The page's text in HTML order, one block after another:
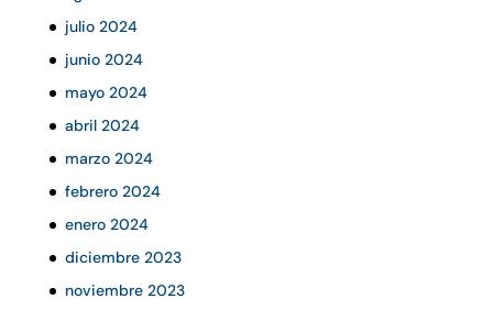
julio 2024
junio 2024
mayo 2024
abril 2024
marzo 2024
febrero 2024
enero 2024
diciembre 2023
noviembre 2023